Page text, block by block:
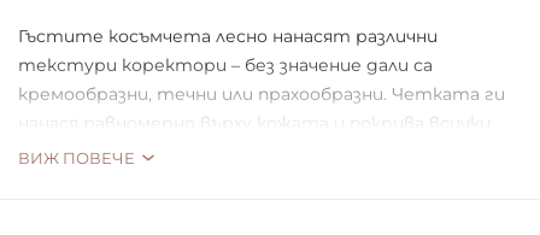
Гъстите косъмчета лесно нанасят различни
текстури коректори – без значение дали са
кремообразни, течни или прахообразни. Четката ги
нанася равномерно върху кожата и покрива всички
части на лицето.
ВИЖ ПОВЕЧЕ